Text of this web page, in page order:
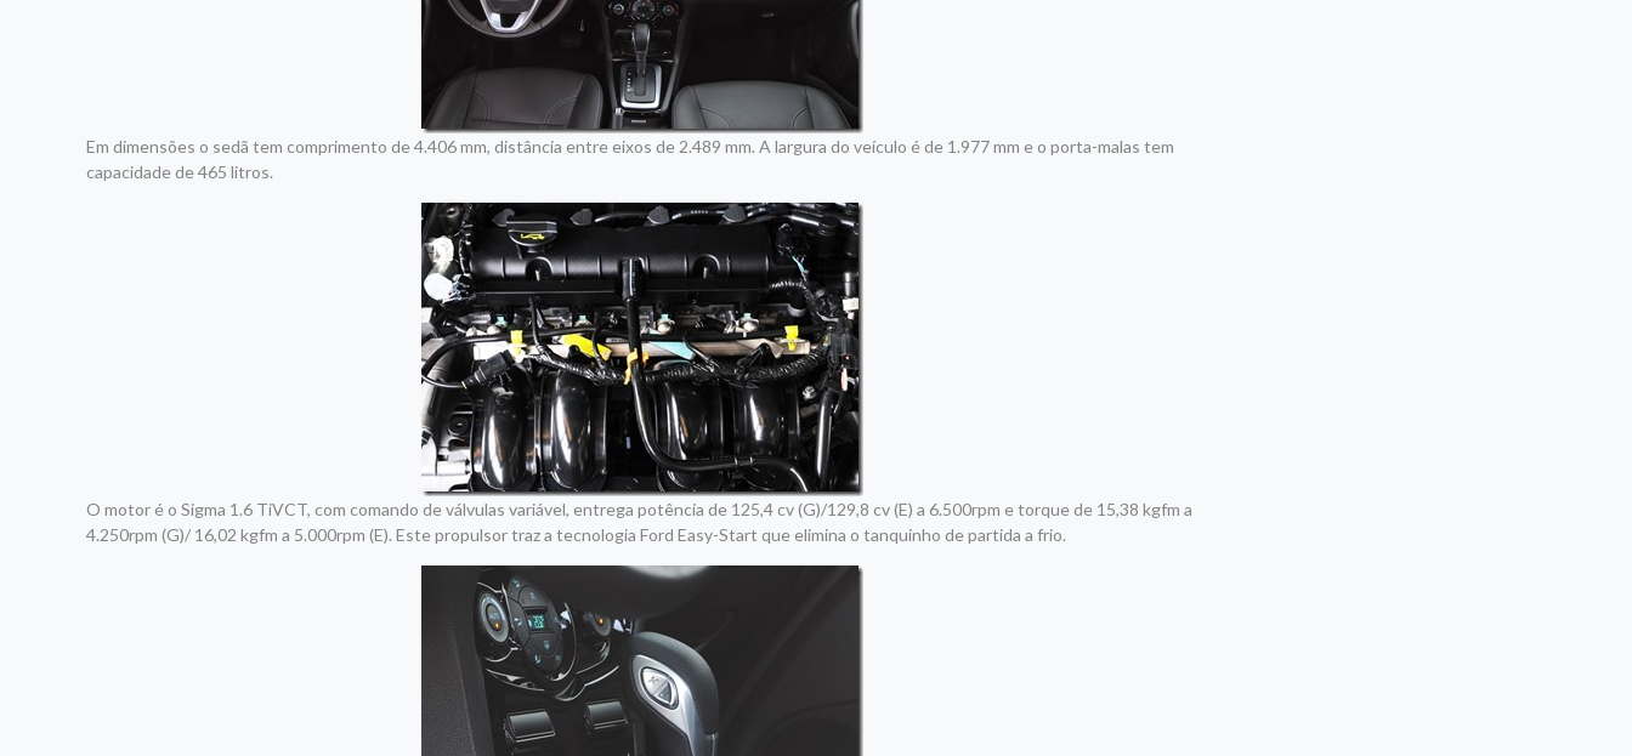
Em dimensões o sedã tem comprimento de 4.406 mm, distância entre eixos de 2.489 mm. A largura do veículo é de 1.977 mm e o porta-malas tem
capacidade de 465 litros.
O motor é o Sigma 1.6 TiVCT, com comando de válvulas variável, entrega potência de 125,4 cv (G)/129,8 cv (E) a 6.500rpm e torque de 15,38 kgfm a
4.250rpm (G)/ 16,02 kgfm a 5.000rpm (E). Este propulsor traz a tecnologia Ford Easy-Start que elimina o tanquinho de partida a frio.